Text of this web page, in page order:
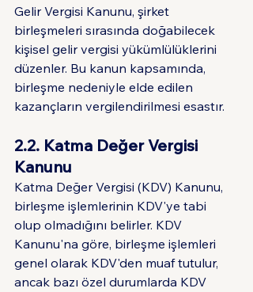
Gelir Vergisi Kanunu, şirket
birleşmeleri sırasında doğabilecek
kişisel gelir vergisi yükümlülüklerini
düzenler. Bu kanun kapsamında,
birleşme nedeniyle elde edilen
kazançların vergilendirilmesi esastır.
2.2. Katma Değer Vergisi
Kanunu
Katma Değer Vergisi (KDV) Kanunu,
birleşme işlemlerinin KDV'ye tabi
olup olmadığını belirler. KDV
Kanunu'na göre, birleşme işlemleri
genel olarak KDV'den muaf tutulur,
ancak bazı özel durumlarda KDV